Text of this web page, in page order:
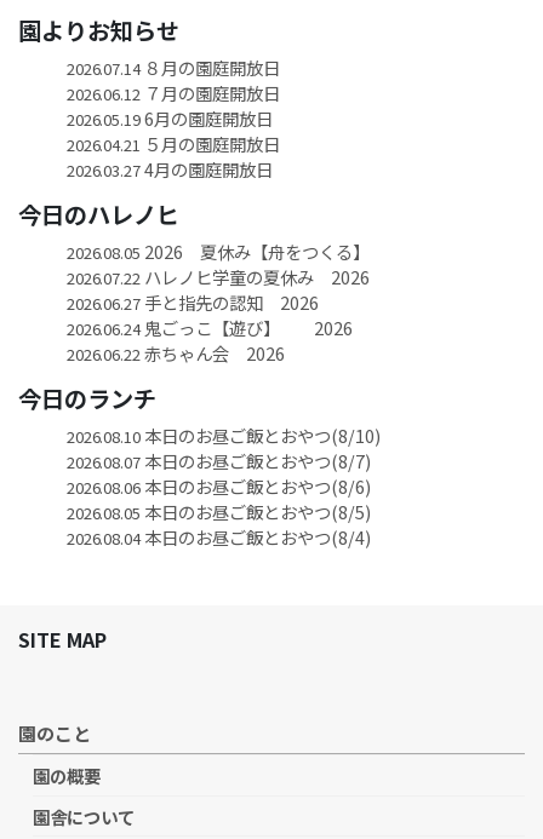
園よりお知らせ
2026.07.14８月の園庭開放日
2026.06.12７月の園庭開放日
2026.05.196月の園庭開放日
2026.04.21 ５月の園庭開放日
2026.03.274月の園庭開放日
今日のハレノヒ
2026.08.05 2026 夏休み【舟をつくる】
2026.07.22ハレノヒ学童の夏休み 2026
2026.06.27手と指先の認知 2026
2026.06.24鬼ごっこ【遊び】 2026
2026.06.22赤ちゃん会 2026
今日のランチ
2026.08.10本日のお昼ご飯とおやつ(8/10)
2026.08.07本日のお昼ご飯とおやつ(8/7)
2026.08.06本日のお昼ご飯とおやつ(8/6)
2026.08.05 本日のお昼ご飯とおやつ(8/5)
2026.08.04本日のお昼ご飯とおやつ(8/4)
SITE MAP
園のこと
園の概要
園舎について